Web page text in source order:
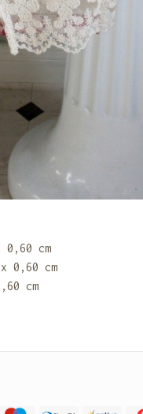
0,60 cm
0,60 cm
cm